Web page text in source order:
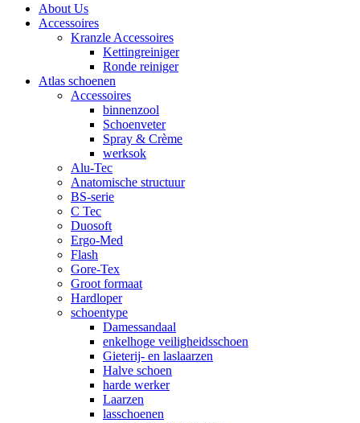
About Us
Accessoires
Kranzle Accessoires
Kettingreiniger
Ronde reiniger
Atlas schoenen
Accessoires
binnenzool
Schoenveter
Spray & Crème
werksok
Alu-Tec
Anatomische structuur
BS-serie
C Tec
Duosoft
Ergo-Med
Flash
Gore-Tex
Groot formaat
Hardloper
schoentype
Damessandaal
enkelhoge veiligheidsschoen
Gieterij- en laslaarzen
Halve schoen
harde werker
Laarzen
lasschoenen